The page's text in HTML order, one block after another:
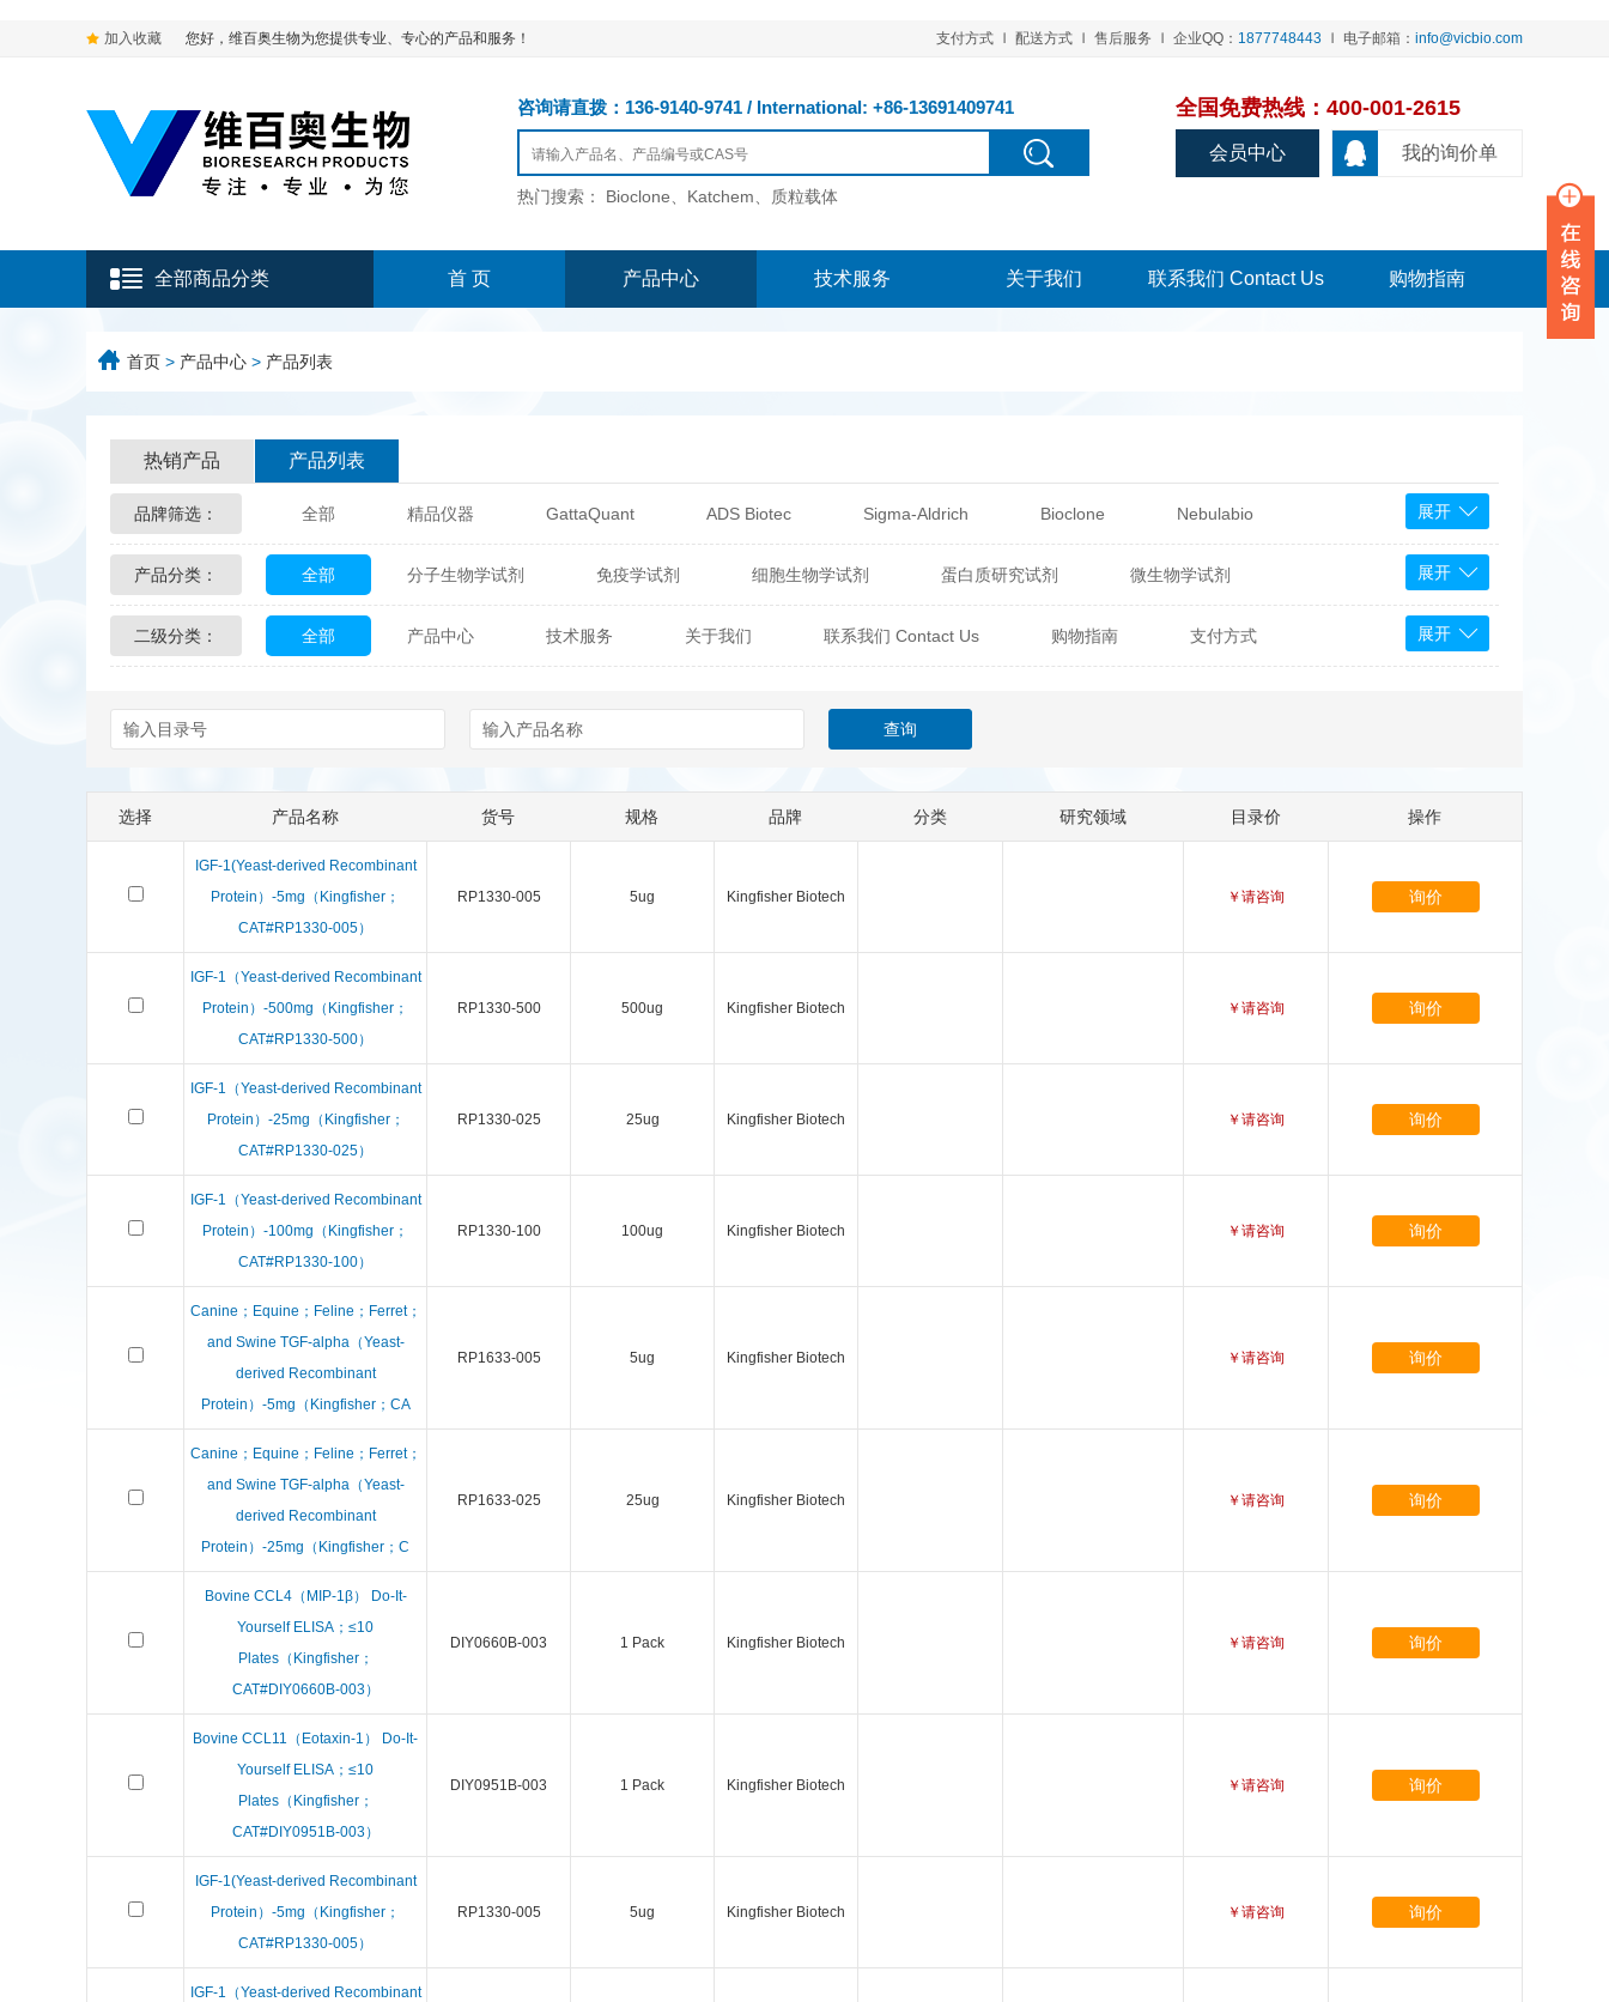
加入收藏 您好，维百奥生物为您提供专业、专心的产品和服务！ 支付方式 配送方式 售后服务 企业QQ： 1877748443 电子邮箱： info@vicbio.com
咨询请直拨：136-9140-9741 / International: +86-13691409741
热门搜索： Bioclone、Katchem、质粒载体
全国免费热线：400-001-2615
我的询价单
会员中心
全部商品分类 首 页 产品中心 技术服务 关于我们 联系我们 Contact Us 购物指南
首页 > 产品中心 > 产品列表
热销产品 产品列表
品牌筛选： 全部 精品仪器 GattaQuant ADS Biotec Sigma-Aldrich Bioclone Nebulabio
Glycon Biochem Sterlitech 热销产品 辰辉创聚生物® (Nebulabio) BPS Bioscience
Echelon Biosciences Verichem Laboratories Vicbio Biotech Click Chemistry Tools Bioassay Systems
Biotez Berlin Diametra ChemPep Eagle Biosciences Cytodiagnostics
Berry & Associates Zedira Hybrid Plastics Milenia Biotec Sunrise Science
LGC Maine Standards Biolife Solutions Pall Lonza Omicron Biochemicals 康为世纪
Abbexa AbD Serotec Abnova Active Motif
展开
产品分类： 全部 分子生物学试剂 免疫学试剂 细胞生物学试剂 蛋白质研究试剂 微生物学试剂
化学及生物化学试剂 材料学试剂 仪器及设备 耗材及常用物品 其他产品
展开
二级分类： 全部 产品中心 技术服务 关于我们 联系我们 Contact Us 购物指南 支付方式 展开
选择 产品名称 货号 规格 品牌 分类 研究领域 目录价 操作
IGF-1(Yeast-derived Recombinant
Protein）-5mg（Kingfisher；
CAT#RP1330-005）
RP1330-005 5ug Kingfisher Biotech ￥请咨询 询价
IGF-1（Yeast-derived Recombinant
Protein）-500mg（Kingfisher；
CAT#RP1330-500）
RP1330-500 500ug Kingfisher Biotech ￥请咨询 询价
IGF-1（Yeast-derived Recombinant
Protein）-25mg（Kingfisher；
CAT#RP1330-025）
RP1330-025 25ug Kingfisher Biotech ￥请咨询 询价
IGF-1（Yeast-derived Recombinant
Protein）-100mg（Kingfisher；
CAT#RP1330-100）
RP1330-100 100ug Kingfisher Biotech ￥请咨询 询价
Canine；Equine；Feline；Ferret；
and Swine TGF-alpha（Yeast-
derived Recombinant
Protein）-5mg（Kingfisher；CA
RP1633-005 5ug Kingfisher Biotech ￥请咨询 询价
Canine；Equine；Feline；Ferret；
and Swine TGF-alpha（Yeast-
derived Recombinant
Protein）-25mg（Kingfisher；C
RP1633-025 25ug Kingfisher Biotech ￥请咨询 询价
Bovine CCL4（MIP-1β） Do-It-
Yourself ELISA；≤10
Plates（Kingfisher；
CAT#DIY0660B-003）
DIY0660B-003 1 Pack Kingfisher Biotech ￥请咨询 询价
Bovine CCL11（Eotaxin-1） Do-It-
Yourself ELISA；≤10
Plates（Kingfisher；
CAT#DIY0951B-003）
DIY0951B-003 1 Pack Kingfisher Biotech ￥请咨询 询价
IGF-1(Yeast-derived Recombinant
Protein）-5mg（Kingfisher；
CAT#RP1330-005）
RP1330-005 5ug Kingfisher Biotech ￥请咨询 询价
IGF-1（Yeast-derived Recombinant